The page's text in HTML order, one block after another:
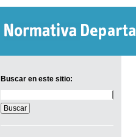
Buscar en este sitio:
en
este
sitio: